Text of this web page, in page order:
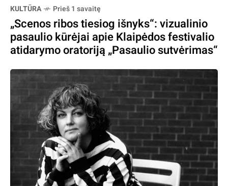
KULTŪRA Prieš 1 savaitę
„Scenos ribos tiesiog išnyks“: vizualinio
pasaulio kūrėjai apie Klaipėdos festivalio
atidarymo oratoriją „Pasaulio sutvėrimas“